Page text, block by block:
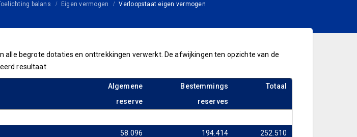
balans Eigen vermogen Verloopstaat eigen vermogen
alle begrote dotaties en onttrekkingen verwerkt. De afwijkingen ten opzichte van de
resultaat.
Algemene Bestemmings
Totaal
reserve
reserves
58.096 194.414
252.510